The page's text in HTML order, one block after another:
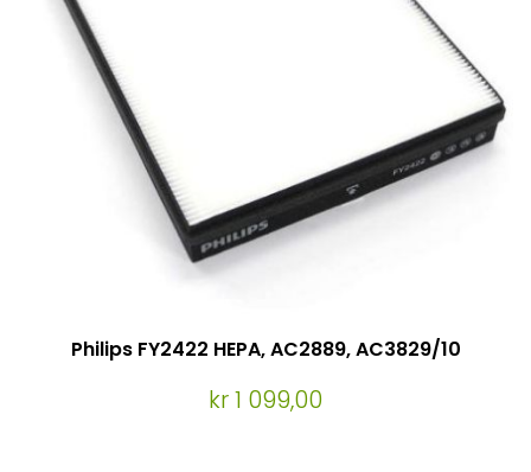
Philips FY2422 HEPA, AC2889, AC3829/10
kr 1 099,00